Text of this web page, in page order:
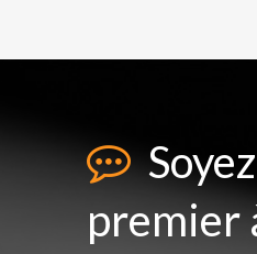
premier